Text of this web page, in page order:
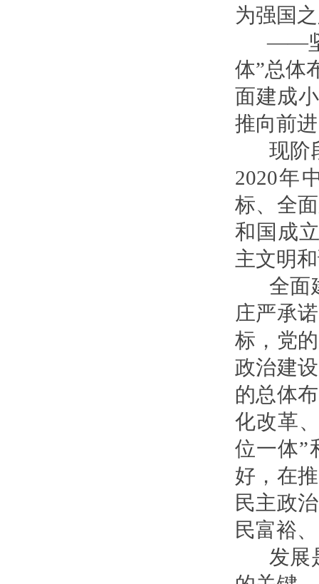
为强国
——坚
体”总体
面建成
推向前
现阶段
2020年
标、全
和国成
主文明
全面建
庄严承
标，党
政治建
的总体
化改革
位一体”
好，在
民主政
民富裕
发展是